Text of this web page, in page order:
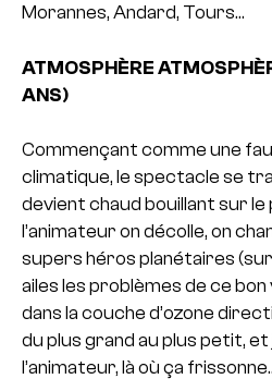
Morannes, Andard, Tours…
ATMOSPHÈRE
ANS)
Commençant comme une
climatique, le spectacle se
devient chaud bouillant sur le
l’animateur on décolle, on
supers héros planétaires
ailes les problèmes de ce bon
dans la couche d’ozone
du plus grand au plus petit,
l’animateur, là où ça